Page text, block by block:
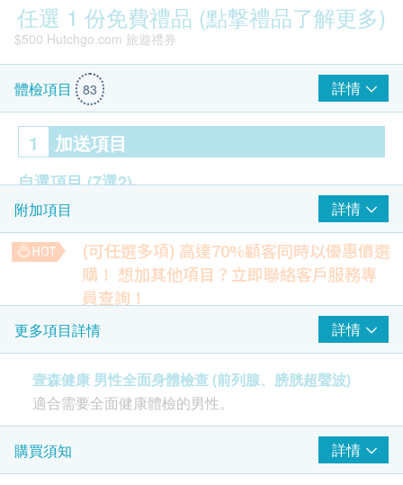
任選 1 份免費禮品 (點撃禮品了解更多)
$500 Hutchgo.com 旅遊禮券
Smartech - “Mini Cool” 無段變速高速便攜冷凍風扇 (原價$498)
體檢項目 83 詳情
1 加送項目
自選項目(7選2)
AFP 甲種胚胎蛋白（肝癌）
CEA 癌胚抗原(大腸癌）
病毒抗體EBV (鼻咽癌)
PSA Total 前列腺癌抗原- 只限男士
促甲狀腺激素
幽門螺旋桿菌抗體 IgG
癌抗原CA19.9(胰臟癌)
2 重點項目
超聲波檢查
附加項目 詳情
(可任選多項) 高達70%顧客同時以優惠價選
購！ 想加其他項目？立即聯絡客戶服務專
員查詢！
胸肺X光
檢測不正常的陰影，如肺結核、肺炎或腫瘤等。
(需另約日子進行)
22% off
HK$350.0 HK$450
更多項目詳情 詳情
壹森健康 男性全面身體檢查 (前列腺、膀胱超聲波)
適合需要全面健康體檢的男性。
檢查內容包括：
癌症指標/幽門螺旋桿菌抗體/促甲狀腺激素(7選2)、前
購買須知 詳情